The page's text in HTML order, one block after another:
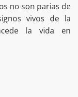
no son parias de
vivos de la
la vida en